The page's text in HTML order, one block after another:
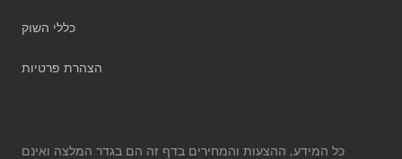
כללי השוק
הצהרת פרטיות
כל המידע, ההצעות והמחירים בדף זה הם בגדר המלצה ואינם